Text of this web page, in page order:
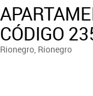
CÓDIGO
Rionegro, Rionegro